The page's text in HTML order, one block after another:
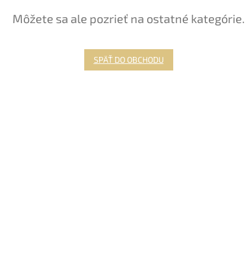
Môžete sa ale pozrieť na ostatné kategórie.
SPÄŤ DO OBCHODU